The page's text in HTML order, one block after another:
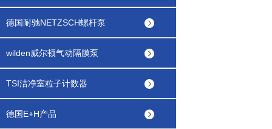
德国耐驰NETZSCH螺杆泵
wilden威尔顿气动隔膜泵
TSI洁净室粒子计数器
德国E+H产品